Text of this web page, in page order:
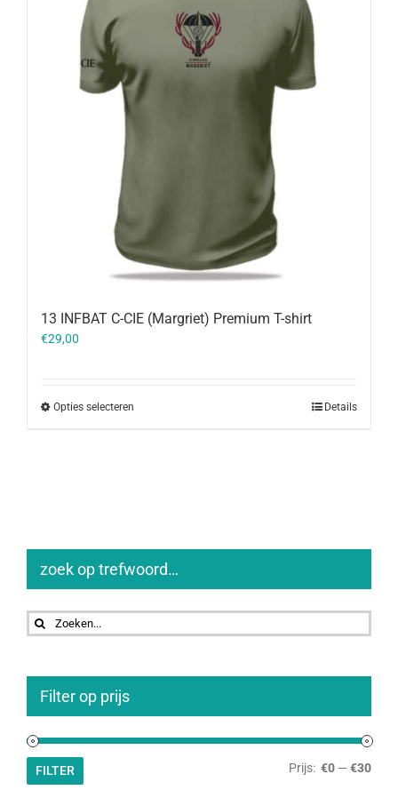
13 INFBAT C-CIE (Margriet) Premium T-shirt
€29,00
Opties selecteren Details
zoek op trefwoord…
Zoeken
naar:
Filter op prijs
Min.
Max.
FILTER Prijs: €0 — €30